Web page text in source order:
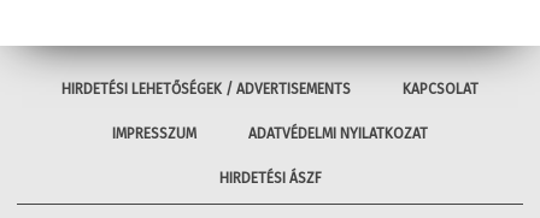
HIRDETÉSI LEHETŐSÉGEK / ADVERTISEMENTS KAPCSOLAT
IMPRESSZUM ADATVÉDELMI NYILATKOZAT
HIRDETÉSI ÁSZF